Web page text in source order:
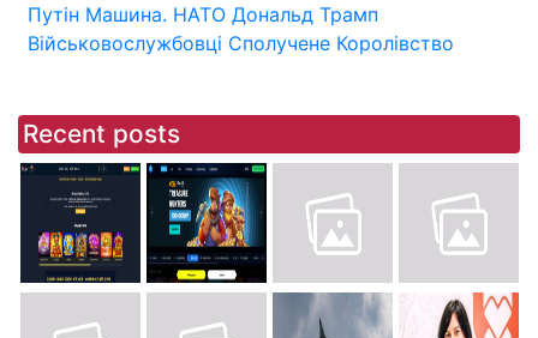
Путін Машина. НАТО Дональд Трамп
Військовослужбовці Сполучене Королівство
Recent posts